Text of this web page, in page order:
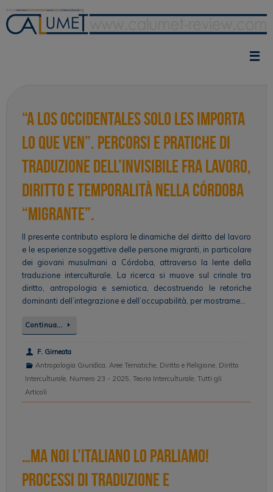
contenuto
“A los occidentales solo les importa
lo que ven”. Percorsi e pratiche di
traduzione dell’invisibile fra lavoro,
diritto e temporalità nella Córdoba
“migrante”.
Il presente contributo esplora le dinamiche del diritto del lavoro
e le esperienze soggettive delle persone migranti, in particolare
dei giovani musulmani a Córdoba, attraverso la lente della
traduzione interculturale. La ricerca si muove sul crinale tra
diritto, antropologia e semiotica, decostruendo le retoriche
dominanti dell’integrazione e dell’occupabilità, per mostrarne…
Continua…
F. Girneata
Antropologia Giuridica, Aree Tematiche, Diritto e Religione, Diritto
Interculturale, Numero 23 - 2025, Teoria Interculturale, Tutti gli
Articoli
…ma noi l’italiano lo parliamo!
Processi di traduzione e